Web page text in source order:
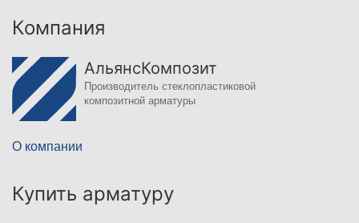
Компания
АльянсКомпозит
Производитель стеклопластиковой
композитной арматуры
О компании
Купить арматуру